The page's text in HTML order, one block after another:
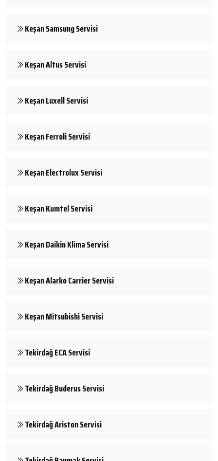
Keşan Samsung Servisi
Keşan Altus Servisi
Keşan Luxell Servisi
Keşan Ferroli Servisi
Keşan Electrolux Servisi
Keşan Kumtel Servisi
Keşan Daikin Klima Servisi
Keşan Alarko Carrier Servisi
Keşan Mitsubishi Servisi
Tekirdağ ECA Servisi
Tekirdağ Buderus Servisi
Tekirdağ Ariston Servisi